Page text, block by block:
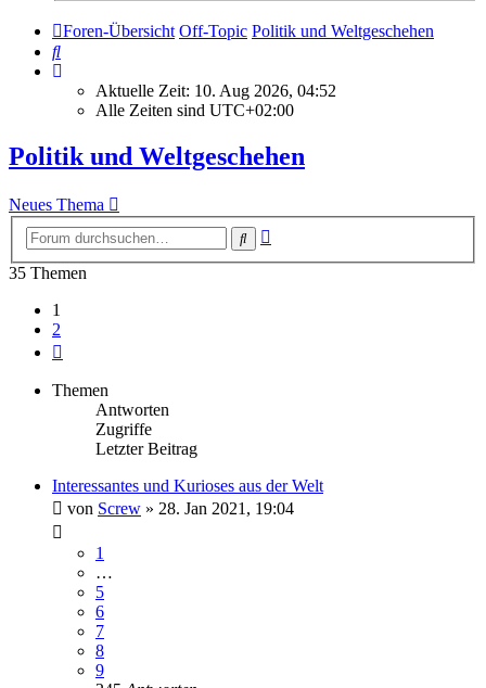
Foren-Übersicht Off-Topic Politik und Weltgeschehen
Suche
Aktuelle Zeit: 10. Aug 2026, 04:52
Alle Zeiten sind UTC+02:00
Politik und Weltgeschehen
Neues Thema
Suche
35 Themen
1
2
Themen
Antworten
Zugriffe
Letzter Beitrag
Interessantes und Kurioses aus der Welt
von Screw » 28. Jan 2021, 19:04
1
…
5
6
7
8
9